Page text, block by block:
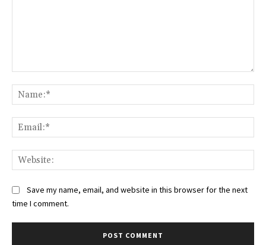
Save my name, email, and website in this browser for the next
time I comment.